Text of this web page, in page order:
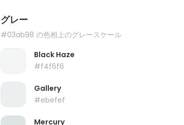
グレー
#03ab98 の色相上のグレースケール
Black Haze
#f4f6f6
Gallery
#ebefef
Mercury